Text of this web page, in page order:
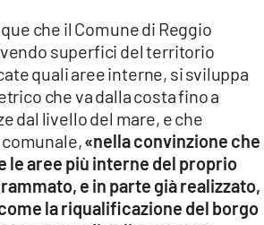
che il Comune di Reggio
superfici del territorio
quali aree interne, si sviluppa
che va dalla costa fino a
dal livello del mare, e che
«nella convinzione che
le aree più interne del proprio
e in parte già realizzato,
la riqualificazione del borgo